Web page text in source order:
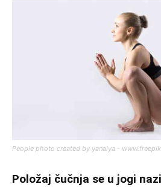
People photo created by yanalya -
Položaj čučnja se u jogi